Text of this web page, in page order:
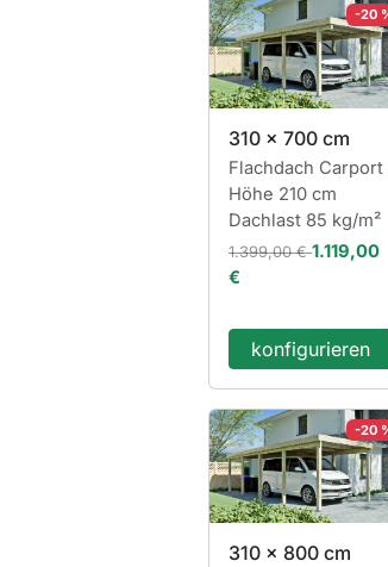
-20
310 x 700 cm
Flachdach Carport
Höhe 210 cm
Dachlast 85 kg/m²
1.399,00 €1.119,00
€
konfigurieren
-20
310 x 800 cm